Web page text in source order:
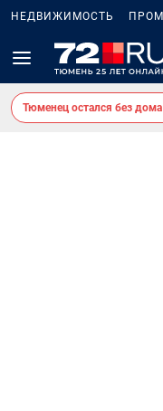
НЕДВИЖИМОСТЬ
Тюменец остался без